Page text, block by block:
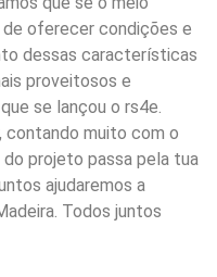
oferecer condições e
dessas características
proveitosos e
se lançou o rs4e.
contando muito com o
projeto passa pela tua
ajudaremos a
Todos juntos